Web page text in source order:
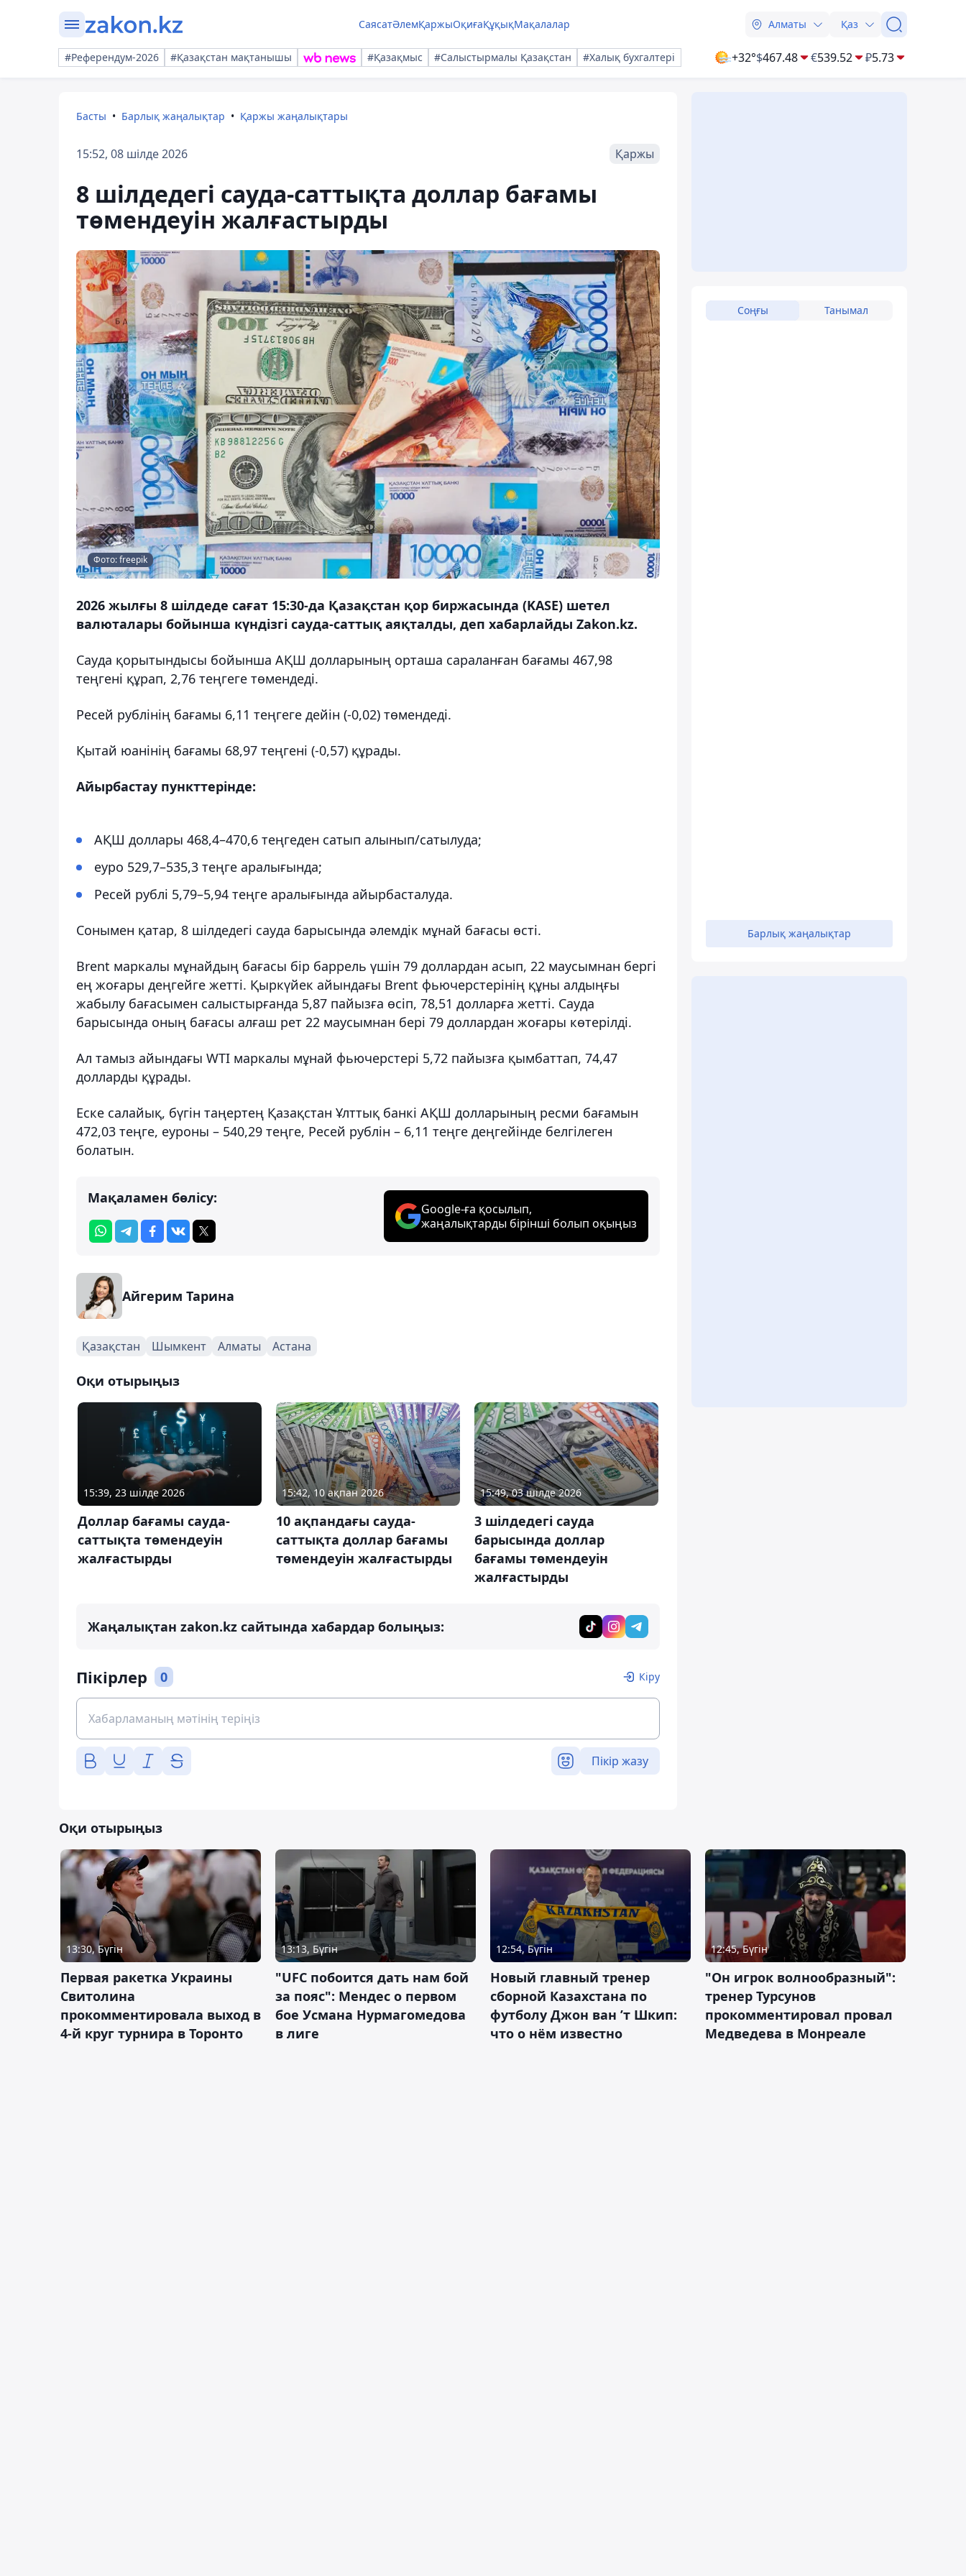
СаясатӘлемҚаржыОқиғаҚұқықМақалалар Алматы Қаз
#Референдум-2026 #Қазақстан мақтанышы #Қазақмыс #Салыстырмалы Қазақстан #Халық бухгалтері +32°$467.48 €539.52 ₽5.73
Басты Барлық жаңалықтар Қаржы жаңалықтары
15:52, 08 шілде 2026 Қаржы
8 шілдедегі сауда-саттықта доллар бағамы
төмендеуін жалғастырды
Фото: freepik
2026 жылғы 8 шілдеде сағат 15:30-да Қазақстан қор биржасында (KASE) шетел
валюталары бойынша күндізгі сауда-саттық аяқталды, деп хабарлайды Zakon.kz.
Сауда қорытындысы бойынша АҚШ долларының орташа сараланған бағамы 467,98
теңгені құрап, 2,76 теңгеге төмендеді.
Ресей рублінің бағамы 6,11 теңгеге дейін (-0,02) төмендеді.
Қытай юанінің бағамы 68,97 теңгені (-0,57) құрады.
Айырбастау пункттерінде:
АҚШ доллары 468,4–470,6 теңгеден сатып алынып/сатылуда;
еуро 529,7–535,3 теңге аралығында;
Ресей рублі 5,79–5,94 теңге аралығында айырбасталуда.
Сонымен қатар, 8 шілдедегі сауда барысында әлемдік мұнай бағасы өсті.
Brent маркалы мұнайдың бағасы бір баррель үшін 79 доллардан асып, 22 маусымнан бергі
ең жоғары деңгейге жетті. Қыркүйек айындағы Brent фьючерстерінің құны алдыңғы
жабылу бағасымен салыстырғанда 5,87 пайызға өсіп, 78,51 долларға жетті. Сауда
барысында оның бағасы алғаш рет 22 маусымнан бері 79 доллардан жоғары көтерілді.
Ал тамыз айындағы WTI маркалы мұнай фьючерстері 5,72 пайызға қымбаттап, 74,47
долларды құрады.
Еске салайық, бүгін таңертең Қазақстан Ұлттық банкі АҚШ долларының ресми бағамын
472,03 теңге, еуроны – 540,29 теңге, Ресей рублін – 6,11 теңге деңгейінде белгілеген
болатын.
Мақаламен бөлісу:
Google-ға қосылып,
жаңалықтарды бірінші болып оқыңыз
Айгерим Тарина
Қазақстан Шымкент Алматы Астана
Оқи отырыңыз
15:39, 23 шілде 2026
Доллар бағамы сауда-
саттықта төмендеуін
жалғастырды
15:42, 10 ақпан 2026
10 ақпандағы сауда-
саттықта доллар бағамы
төмендеуін жалғастырды
15:49, 03 шілде 2026
3 шілдедегі сауда
барысында доллар
бағамы төмендеуін
жалғастырды
Жаңалықтан zakon.kz сайтында хабардар болыңыз:
Пікірлер 0 Кіру
Пікір жазу
Соңғы Танымал
Барлық жаңалықтар
Оқи отырыңыз
13:30, Бүгін
Первая ракетка Украины
Свитолина
прокомментировала выход в
4-й круг турнира в Торонто
13:13, Бүгін
"UFC побоится дать нам бой
за пояс": Мендес о первом
бое Усмана Нурмагомедова
в лиге
12:54, Бүгін
Новый главный тренер
сборной Казахстана по
футболу Джон ван ’т Шкип:
что о нём известно
12:45, Бүгін
"Он игрок волнообразный":
тренер Турсунов
прокомментировал провал
Медведева в Монреале